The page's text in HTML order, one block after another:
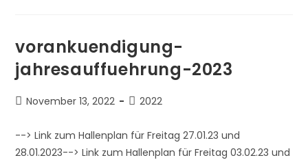
vorankuendigung-
jahresauffuehrung-2023
Beitrag
November 13, 2022
Beitrags-
2022
--> Link zum Hallenplan für Freitag 27.01.23 und
28.01.2023--> Link zum Hallenplan für Freitag 03.02.23 und